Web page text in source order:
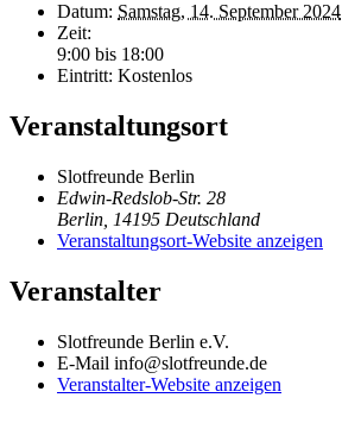
Datum: Samstag, 14. September 2024
Zeit:
9:00 bis 18:00
Eintritt: Kostenlos
Veranstaltungsort
Slotfreunde Berlin
Edwin-Redslob-Str. 28
Berlin 14195 Deutschland
Veranstaltungsort-Website anzeigen
Veranstalter
Slotfreunde Berlin e.V.
E-Mail info@slotfreunde.de
Veranstalter-Website anzeigen